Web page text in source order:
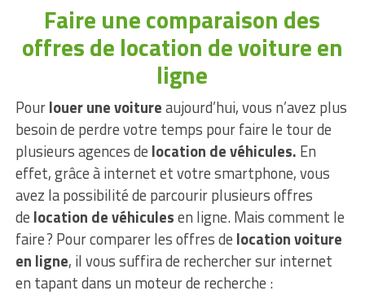
Faire une comparaison des
offres de location de voiture en
ligne
Pourlouer une voitureaujourd’hui, vous n’avez plus
besoin de perdre votre temps pour faire le tour de
plusieurs agences de location de véhicules. En
effet, grâce à internet et votre smartphone, vous
avez la possibilité de parcourir plusieurs offres
de location de véhiculesen ligne. Mais comment le
faire ? Pour comparer les offres de location voiture
en ligne, il vous suffira de rechercher sur internet
en tapant dans un moteur de recherche :